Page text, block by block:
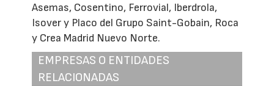
Asemas, Cosentino, Ferrovial, Iberdrola,
Isover y Placo del Grupo Saint-Gobain, Roca
y Crea Madrid Nuevo Norte.
EMPRESAS O ENTIDADES
RELACIONADAS